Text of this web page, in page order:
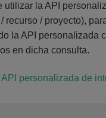
utilizar la API
recurso / proyecto),
la API personalizada
en dicha consulta.
API personalizada de